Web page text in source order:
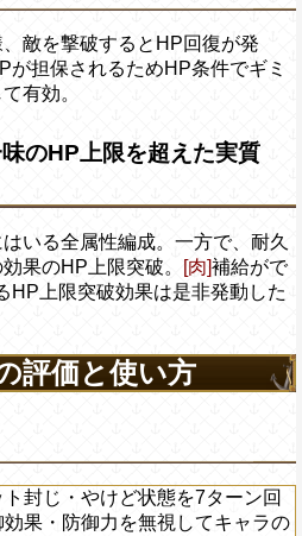
敵を撃破するとHP回復が発
が担保されるためHP条件でギミ
有効。
のHP上限を超えた実質
いる全属性編成。一方で、耐久
果のHP上限突破。
[肉]補給がで
HP上限突破効果は是非発動した
評価と使い方
封じ・やけど状態を7ターン回
果・防御力を無視してキャラの